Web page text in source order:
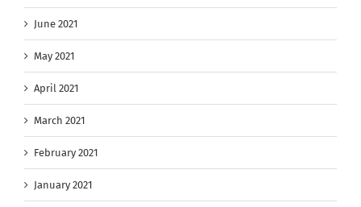
June 2021
May 2021
April 2021
March 2021
February 2021
January 2021